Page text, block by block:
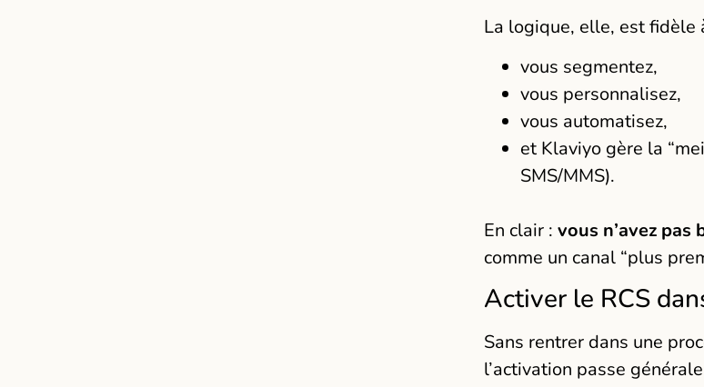
La logique, elle, est fidèle
vous segmentez,
vous personnalisez,
vous automatisez,
et Klaviyo gère la
SMS/MMS).
En clair :vous n’avez
comme un canal “plus
Activer le RCS
Sans rentrer dans une
l’activation passe